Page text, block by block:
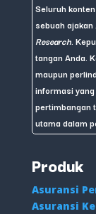
Seluruh
sebuah
Research .
tangan Anda.
maupun
informasi
pertimbangan
utama dalam
Produk
Asuransi
Asuransi